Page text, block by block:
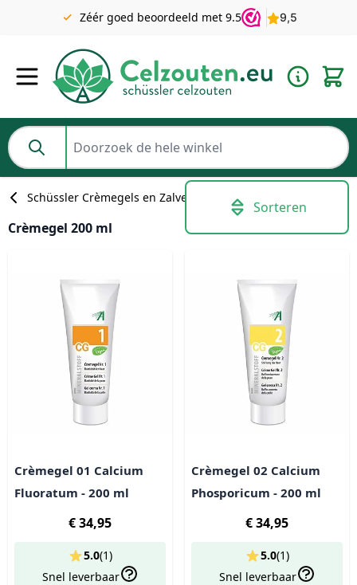
Gratis verzending v.a. €49 NL | BE pakket tot 2KG gratis v.a.
€69
Zéér goed beoordeeld met 9.5
Doorzoek de hele winkel
Schüssler Crèmegels en Zalven
Crèmegel 200 ml
Sorteren
Crèmegel 01 Calcium
Fluoratum - 200 ml
€ 34,95
Snel leverbaar
5.0(1)
Crèmegel 02 Calcium
Phosporicum - 200 ml
€ 34,95
Snel leverbaar
5.0(1)